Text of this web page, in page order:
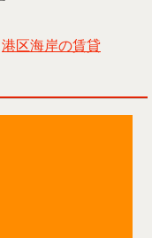
港区海岸の賃貸